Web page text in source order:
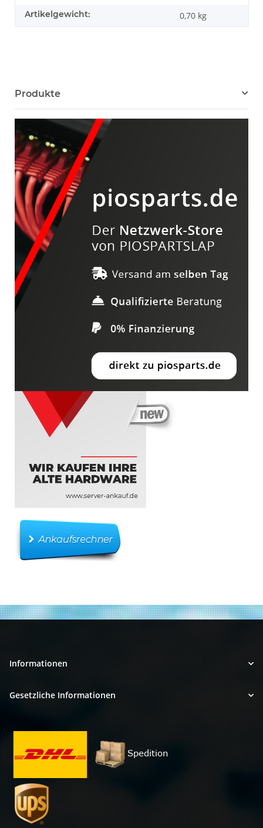
Artikelgewicht: 0,70 kg
Produkte
Informationen
Gesetzliche Informationen